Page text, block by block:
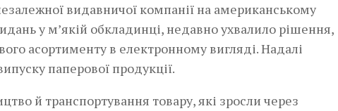
видавничої компанії на американському
у м’якій обкладинці, недавно ухвалило рішення,
асортименту в електронному вигляді. Надалі
паперової продукції.
й транспортування товару, які зросли через